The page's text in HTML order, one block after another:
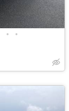
• •